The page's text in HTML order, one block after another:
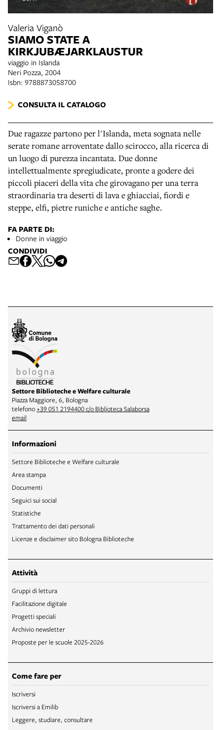
Valeria Viganò
SIAMO STATE A
KIRKJUBÆJARKLAUSTUR
viaggio in Islanda
Neri Pozza, 2004
Isbn: 9788873058700
CONSULTA IL CATALOGO
Due ragazze partono per l'Islanda, meta sognata nelle
serate romane arroventate dallo scirocco, alla ricerca di
un luogo di purezza incantata. Due donne
intellettualmente spregiudicate, pronte a godere dei
piccoli piaceri della vita che girovagano per una terra
straordinaria tra deserti di lava e ghiacciai, fiordi e
steppe, elfi, pietre runiche e antiche saghe.
FA PARTE DI:
Donne in viaggio
CONDIVIDI
Settore Biblioteche e Welfare culturale
Piazza Maggiore, 6, Bologna
telefono+39 051 2194400 c/o Biblioteca Salaborsa
email
Informazioni
Settore Biblioteche e Welfare culturale
Area stampa
Documenti
Seguici sui social
Statistiche
Trattamento dei dati personali
Licenze e disclaimer sito Bologna Biblioteche
Attività
Gruppi di lettura
Facilitazione digitale
Progetti speciali
Archivio newsletter
Proposte per le scuole 2025-2026
Come fare per
Iscriversi
Iscriversi a Emilib
Leggere, studiare, consultare